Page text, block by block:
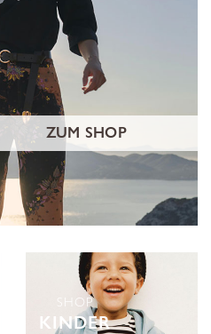
ZUM SHOP
SHOP
KINDER